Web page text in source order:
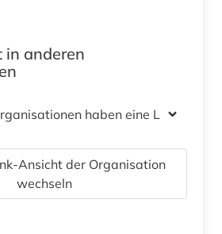
in anderen
haben eine Lizenz
Ansicht der Organisation
wechseln